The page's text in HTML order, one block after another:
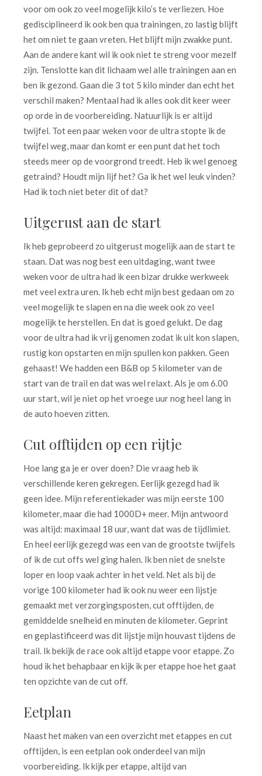
voor om ook zo veel mogelijk kilo’s te verliezen. Hoe
gedisciplineerd ik ook ben qua trainingen, zo lastig blijft
het om niet te gaan vreten. Het blijft mijn zwakke punt.
Aan de andere kant wil ik ook niet te streng voor mezelf
zijn. Tenslotte kan dit lichaam wel alle trainingen aan en
ben ik gezond. Gaan die 3 tot 5 kilo minder dan echt het
verschil maken? Mentaal had ik alles ook dit keer weer
op orde in de voorbereiding. Natuurlijk is er altijd
twijfel. Tot een paar weken voor de ultra stopte ik de
twijfel weg, maar dan komt er een punt dat het toch
steeds meer op de voorgrond treedt. Heb ik wel genoeg
getraind? Houdt mijn lijf het? Ga ik het wel leuk vinden?
Had ik toch niet beter dit of dat?
Uitgerust aan de start
Ik heb geprobeerd zo uitgerust mogelijk aan de start te
staan. Dat was nog best een uitdaging, want twee
weken voor de ultra had ik een bizar drukke werkweek
met veel extra uren. Ik heb echt mijn best gedaan om zo
veel mogelijk te slapen en na die week ook zo veel
mogelijk te herstellen. En dat is goed gelukt. De dag
voor de ultra had ik vrij genomen zodat ik uit kon slapen,
rustig kon opstarten en mijn spullen kon pakken. Geen
gehaast! We hadden een B&B op 5 kilometer van de
start van de trail en dat was wel relaxt. Als je om 6.00
uur start, wil je niet op het vroege uur nog heel lang in
de auto hoeven zitten.
Cut offtijden op een rijtje
Hoe lang ga je er over doen? Die vraag heb ik
verschillende keren gekregen. Eerlijk gezegd had ik
geen idee. Mijn referentiekader was mijn eerste 100
kilometer, maar die had 1000D+ meer. Mijn antwoord
was altijd: maximaal 18 uur, want dat was de tijdlimiet.
En heel eerlijk gezegd was een van de grootste twijfels
of ik de cut offs wel ging halen. Ik ben niet de snelste
loper en loop vaak achter in het veld. Net als bij de
vorige 100 kilometer had ik ook nu weer een lijstje
gemaakt met verzorgingsposten, cut offtijden, de
gemiddelde snelheid en minuten de kilometer. Geprint
en geplastificeerd was dit lijstje mijn houvast tijdens de
trail. Ik bekijk de race ook altijd etappe voor etappe. Zo
houd ik het behapbaar en kijk ik per etappe hoe het gaat
ten opzichte van de cut off.
Eetplan
Naast het maken van een overzicht met etappes en cut
offtijden, is een eetplan ook onderdeel van mijn
voorbereiding. Ik kijk per etappe, altijd van